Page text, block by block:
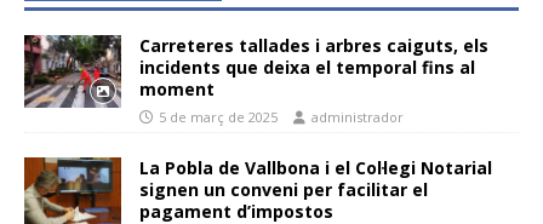
Carreteres tallades i arbres caiguts, els
incidents que deixa el temporal fins al
moment
5 de març de 2025 administrador
La Pobla de Vallbona i el Col·legi Notarial
signen un conveni per facilitar el
pagament d’impostos